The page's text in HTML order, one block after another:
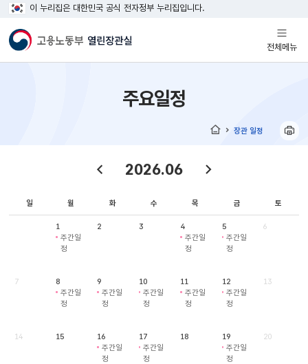
이 누리집은 대한민국 공식 전자정부 누리집입니다.
전체메뉴
열기
주요일정
장관 일정
2026.06
일 월 화 수 목 금 토
1
주간일
정
2 3
4
주간일
정
5
주간일
정
6
7
8
주간일
정
9
주간일
정
10
주간일
정
11
주간일
정
12
주간일
정
13
14 15
16
주간일
정
17
주간일
정
18
19
주간일
정
20